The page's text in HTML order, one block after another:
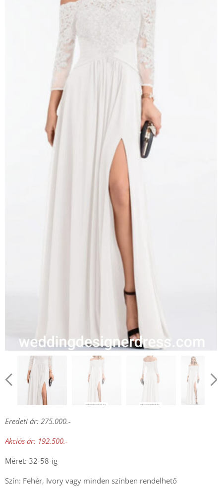
Eredeti ár: 275.000.-
Akciós ár: 192.500.-
Méret: 32-58-ig
Szín: Fehér, Ivory vagy minden színben rendelhető